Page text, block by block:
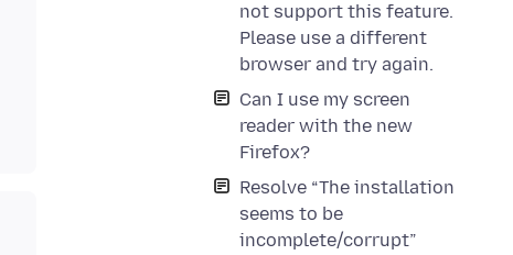
not support this feature.
Please use a different
browser and try again.
Can I use my screen
reader with the new
Firefox?
Resolve “The installation
seems to be
incomplete/corrupt”